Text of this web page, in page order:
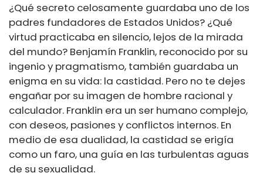
¿Qué secreto celosamente guardaba uno de los
padres fundadores de Estados Unidos? ¿Qué
virtud practicaba en silencio, lejos de la mirada
del mundo? Benjamín Franklin, reconocido por su
ingenio y pragmatismo, también guardaba un
enigma en su vida: la castidad. Pero no te dejes
engañar por su imagen de hombre racional y
calculador. Franklin era un ser humano complejo,
con deseos, pasiones y conflictos internos. En
medio de esa dualidad, la castidad se erigía
como un faro, una guía en las turbulentas aguas
de su sexualidad.